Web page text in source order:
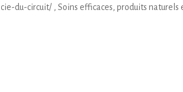
du-circuit/ , Soins efficaces, produits